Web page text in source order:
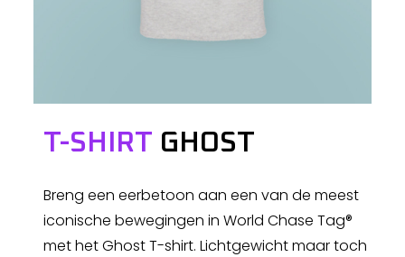
T-SHIRT GHOST
Breng een eerbetoon aan een van de meest
iconische bewegingen in World Chase Tag®
met het Ghost T-shirt. Lichtgewicht maar toch